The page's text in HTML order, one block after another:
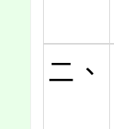
二、